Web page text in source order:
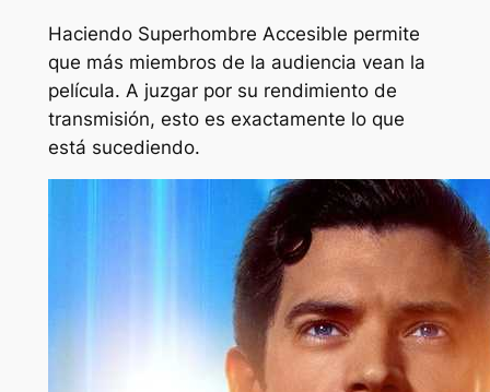
Haciendo Superhombre Accesible permite
que más miembros de la audiencia vean la
película. A juzgar por su rendimiento de
transmisión, esto es exactamente lo que
está sucediendo.